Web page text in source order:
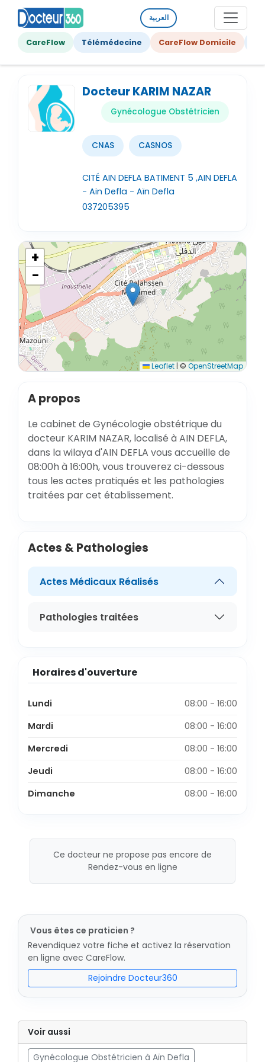
العربية
CareFlow Télémédecine CareFlow Domicile
Docteur KARIM NAZAR
Gynécologue Obstétricien
CNAS CASNOS
CITÉ AIN DEFLA BATIMENT 5 ,AIN DEFLA
- Ain Defla - Aïn Defla
037205395
+
−
Leaflet | © OpenStreetMap
A propos
Le cabinet de Gynécologie obstétrique du
docteur KARIM NAZAR, localisé à AIN DEFLA,
dans la wilaya d'AIN DEFLA vous accueille de
08:00h à 16:00h, vous trouverez ci-dessous
tous les actes pratiqués et les pathologies
traitées par cet établissement.
Actes & Pathologies
Actes Médicaux Réalisés
Pathologies traitées
Horaires d'ouverture
Lundi
08:00 - 16:00
Mardi
08:00 - 16:00
Mercredi
08:00 - 16:00
Jeudi
08:00 - 16:00
Dimanche
08:00 - 16:00
Ce docteur ne propose pas encore de
Rendez-vous en ligne
Vous êtes ce praticien ?
Revendiquez votre fiche et activez la réservation
en ligne avec CareFlow.
Rejoindre Docteur360
Voir aussi
Gynécologue Obstétricien à Aïn Defla